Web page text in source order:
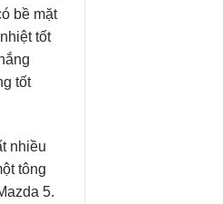
bề mặt
tốt
tốt
nhiều
tông
5.